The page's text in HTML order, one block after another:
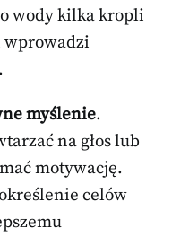
wody kilka kropli
wprowadzi
myślenie.
na głos lub
motywację.
celów